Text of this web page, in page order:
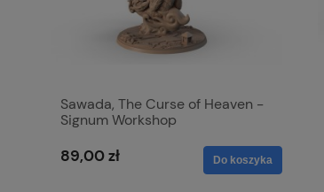
Sawada, The Curse of Heaven -
Signum Workshop
89,00 zł Do koszyka